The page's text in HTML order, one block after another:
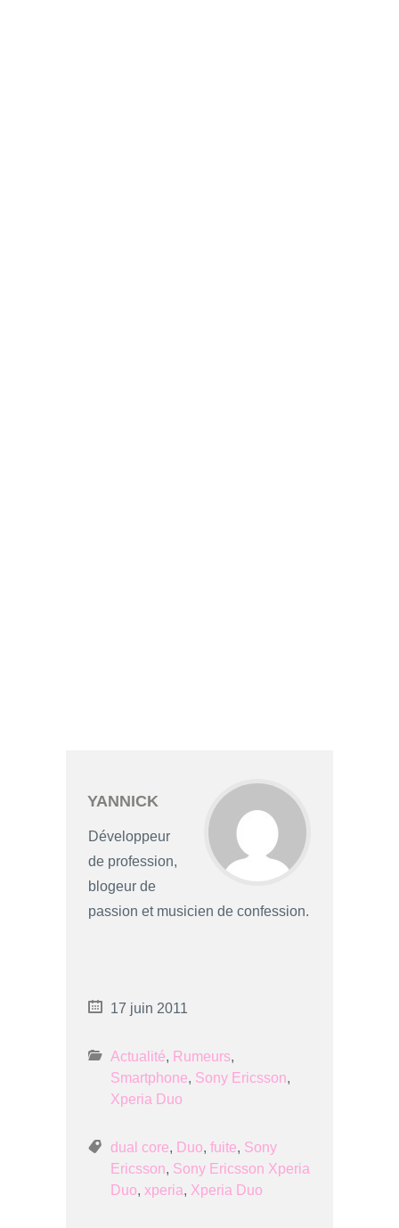
YANNICK
Développeur
de profession,
blogeur de
passion et musicien de confession.
17 juin 2011
Actualité, Rumeurs,
Smartphone, Sony Ericsson,
Xperia Duo
dual core, Duo, fuite, Sony
Ericsson, Sony Ericsson Xperia
Duo, xperia, Xperia Duo